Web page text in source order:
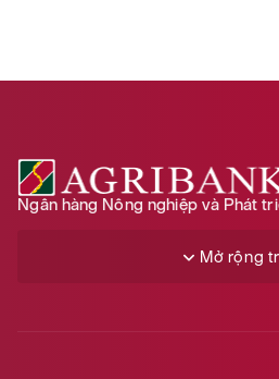
Ngân hàng Nông nghiệp và Phát
Mở rộng